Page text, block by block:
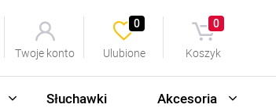
Twoje konto Ulubione
0
Koszyk
0
Słuchawki Akcesoria